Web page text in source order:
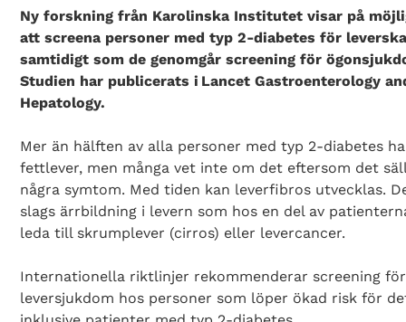
Ny forskning från Karolinska Institutet visar på
att screena personer med typ 2-diabetes för
samtidigt som de genomgår screening för
Studien har publicerats i Lancet Gastroenterology
Hepatology.
Mer än hälften av alla personer med typ 2-diabetes
fettlever, men många vet inte om det eftersom det
några symtom. Med tiden kan leverfibros utvecklas.
slags ärrbildning i levern som hos en del av
leda till skrumplever (cirros) eller levercancer.
Internationella riktlinjer rekommenderar screening för
leversjukdom hos personer som löper ökad risk för